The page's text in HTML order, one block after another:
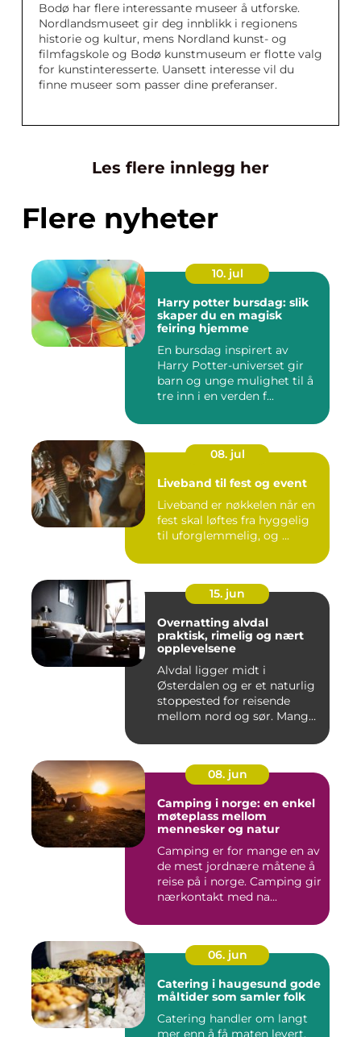
Bodø har flere interessante museer å utforske.
Nordlandsmuseet gir deg innblikk i regionens
historie og kultur, mens Nordland kunst- og
filmfagskole og Bodø kunstmuseum er flotte valg
for kunstinteresserte. Uansett interesse vil du
finne museer som passer dine preferanser.
Les flere innlegg her
Flere nyheter
10. jul
Harry potter bursdag: slik
skaper du en magisk
feiring hjemme
En bursdag inspirert av
Harry Potter-universet gir
barn og unge mulighet til å
tre inn i en verden f...
08. jul
Liveband til fest og event
Liveband er nøkkelen når en
fest skal løftes fra hyggelig
til uforglemmelig, og ...
15. jun
Overnatting alvdal
praktisk, rimelig og nært
opplevelsene
Alvdal ligger midt i
Østerdalen og er et naturlig
stoppested for reisende
mellom nord og sør. Mange
08. jun
Camping i norge: en enkel
møteplass mellom
mennesker og natur
Camping er for mange en av
de mest jordnære måtene å
reise på i norge. Camping gir
nærkontakt med na...
06. jun
Catering i haugesund gode
måltider som samler folk
Catering handler om langt
mer enn å få maten levert.